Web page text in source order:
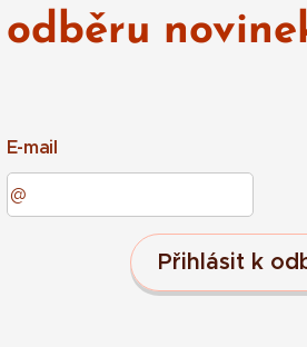
odběru
E-mail
Přihlásit k